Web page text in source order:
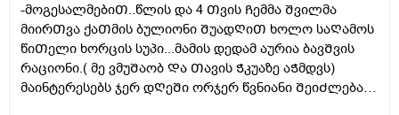
-მოგესალმებიᲗ..წლის და 4 Თვის Ჩემმა Შვილმა
მიირᲗვა ქაᲗმის ბულიონი ᲨუადᲦიᲗ ხოლო საᲦამოს
წიᲗელი ხორცის სუპი...მამის დედამ აურია ბავᲨვის
რაციონი.( მე ვმუᲨაობ Და Თავის Ჭკუაზე აᲭმდვს)
მაინტერესებს ჯერ დᲦეᲨი ორჯერ წვნიანი ᲨეიᲫლება?